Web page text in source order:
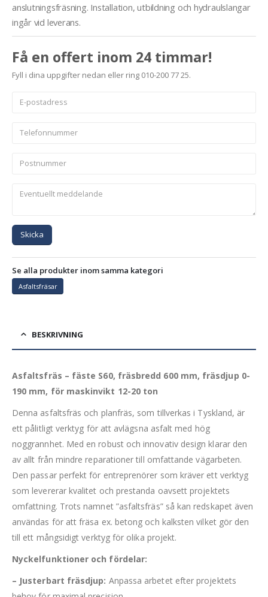
anslutningsfräsning. Installation, utbildning och hydraulslangar
ingår vid leverans.
Få en offert inom 24 timmar!
Fyll i dina uppgifter nedan eller ring 010-200 77 25.
Skicka
Se alla produkter inom samma kategori
Asfaltsfräsar
BESKRIVNING
Asfaltsfräs – fäste S60, fräsbredd 600 mm, fräsdjup 0-
190 mm, för maskinvikt 12-20 ton
Denna asfaltsfräs och planfräs, som tillverkas i Tyskland, är
ett pålitligt verktyg för att avlägsna asfalt med hög
noggrannhet. Med en robust och innovativ design klarar den
av allt från mindre reparationer till omfattande vägarbeten.
Den passar perfekt för entreprenörer som kräver ett verktyg
som levererar kvalitet och prestanda oavsett projektets
omfattning. Trots namnet ”asfaltsfräs” så kan redskapet även
användas för att fräsa ex. betong och kalksten vilket gör den
till ett mångsidigt verktyg för olika projekt.
Nyckelfunktioner och fördelar:
– Justerbart fräsdjup: Anpassa arbetet efter projektets